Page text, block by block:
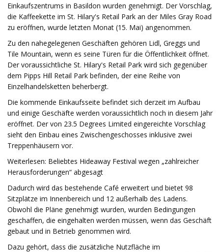
Einkaufszentrums in Basildon wurden genehmigt. Der Vorschlag,
die Kaffeekette im St. Hilary's Retail Park an der Miles Gray Road
zu eröffnen, wurde letzten Monat (15. Mai) angenommen.
Zu den nahegelegenen Geschäften gehören Lidl, Greggs und
Tile Mountain, wenn es seine Türen für die Öffentlichkeit öffnet.
Der voraussichtliche St. Hilary's Retail Park wird sich gegenüber
dem Pipps Hill Retail Park befinden, der eine Reihe von
Einzelhandelsketten beherbergt.
Die kommende Einkaufsseite befindet sich derzeit im Aufbau
und einige Geschäfte werden voraussichtlich noch in diesem Jahr
eröffnet. Der von 23.5 Degrees Limited eingereichte Vorschlag
sieht den Einbau eines Zwischengeschosses inklusive zwei
Treppenhäusern vor.
Weiterlesen: Beliebtes Hideaway Festival wegen „zahlreicher
Herausforderungen“ abgesagt
Dadurch wird das bestehende Café erweitert und bietet 98
Sitzplätze im Innenbereich und 12 außerhalb des Ladens.
Obwohl die Pläne genehmigt wurden, wurden Bedingungen
geschaffen, die eingehalten werden müssen, wenn das Geschäft
gebaut und in Betrieb genommen wird.
Dazu gehört, dass die zusätzliche Nutzfläche im